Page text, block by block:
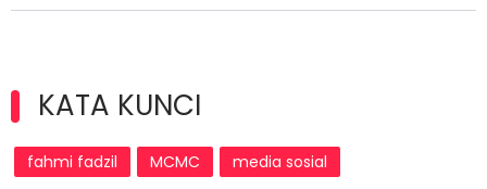
KATA KUNCI
fahmi fadzil MCMC media sosial